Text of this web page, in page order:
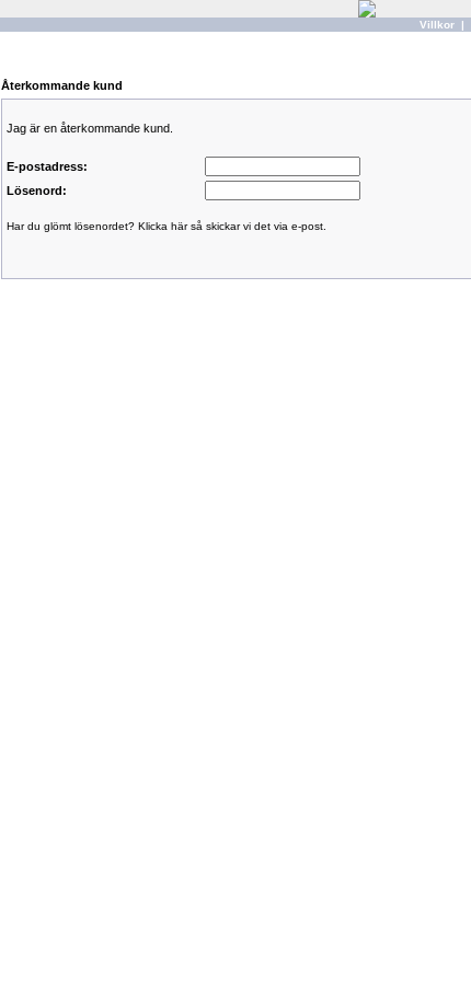
Villkor |
Återkommande kund
Jag är en återkommande kund.
E-postadress:
Lösenord:
Har du glömt lösenordet? Klicka här så skickar vi det via e-post.